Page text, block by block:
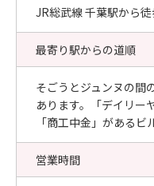
JR総武線 千葉駅から
最寄り駅からの道順
そごうとジュンヌの間
あります。「デイリー
「商工中金」があるビ
営業時間